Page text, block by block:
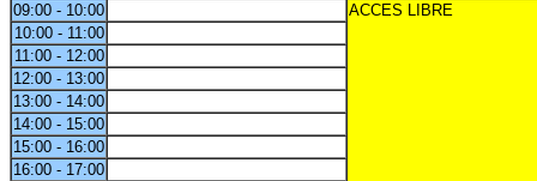
09:00 - 10:00
ACCES LIBRE
10:00 - 11:00
11:00 - 12:00
12:00 - 13:00
13:00 - 14:00
14:00 - 15:00
15:00 - 16:00
16:00 - 17:00